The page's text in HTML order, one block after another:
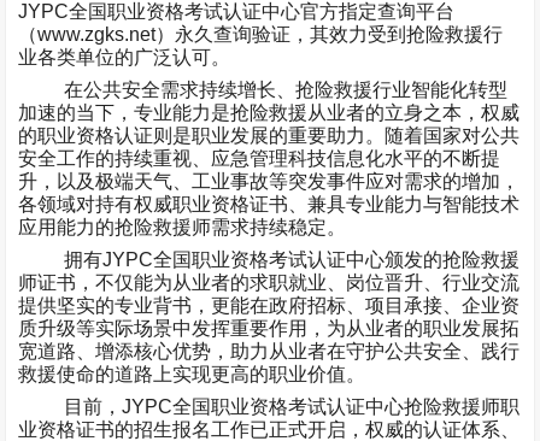
JYPC全国职业资格考试认证中心官方指定查询平台
（www.zgks.net）永久查询验证，其效力受到抢险救援行
业各类单位的广泛认可。
在公共安全需求持续增长、抢险救援行业智能化转型
加速的当下，专业能力是抢险救援从业者的立身之本，权威
的职业资格认证则是职业发展的重要助力。随着国家对公共
安全工作的持续重视、应急管理科技信息化水平的不断提
升，以及极端天气、工业事故等突发事件应对需求的增加，
各领域对持有权威职业资格证书、兼具专业能力与智能技术
应用能力的抢险救援师需求持续稳定。
拥有JYPC全国职业资格考试认证中心颁发的抢险救援
师证书，不仅能为从业者的求职就业、岗位晋升、行业交流
提供坚实的专业背书，更能在政府招标、项目承接、企业资
质升级等实际场景中发挥重要作用，为从业者的职业发展拓
宽道路、增添核心优势，助力从业者在守护公共安全、践行
救援使命的道路上实现更高的职业价值。
目前， JYPC全国职业资格考试认证中心抢险救援师职
业资格证书的招生报名工作已正式开启，权威的认证体系、